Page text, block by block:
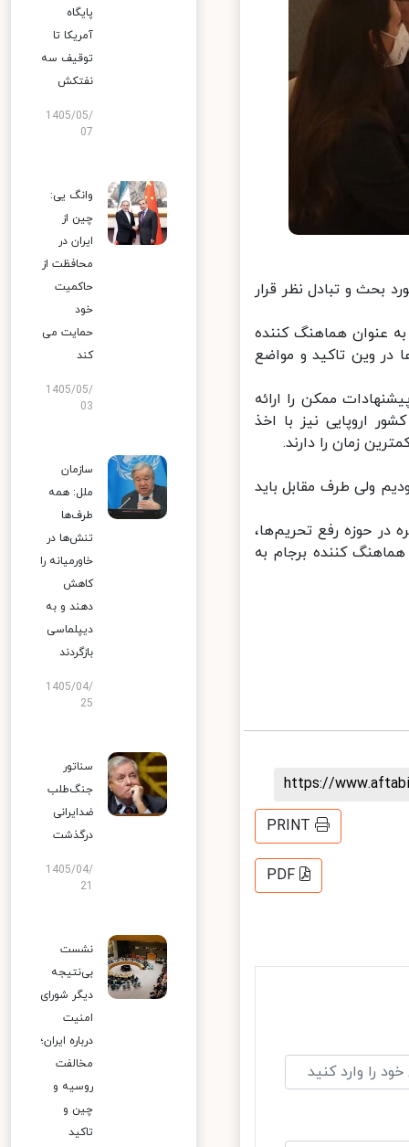
بحث و تبادل نظر قرار
عنوان هماهنگ کننده
در وین تاکید و مواضع
ممکن را ارائه
نیز با اخذ
زمان را دارند.
ولی طرف مقابل باید
حوزه رفع تحریم‌ها،
کننده برجام به
https://
PRINT
PDF
پایگاه
آمریکا تا
توقیف سه
نفتکش
1405/05/
07
وانگ یی:
چین از
ایران در
محافظت از
حاکمیت
خود
حمایت می
کند
1405/05/
03
سازمان
ملل: همه
طرف‌ها
تنش‌ها در
خاورمیانه را
کاهش
دهند و به
دیپلماسی
بازگردند
1405/04/
25
سناتور
جنگ‌طلب
ضدایرانی
درگذشت
1405/04/
نشست
بی‌نتیجه
دیگر شورای
امنیت
درباره ایران؛
مخالفت
روسیه و
چین و
تاکید